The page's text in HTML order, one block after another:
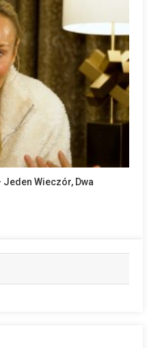
Wieczór, Dwa